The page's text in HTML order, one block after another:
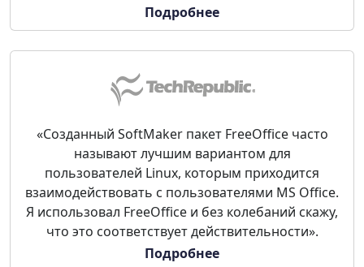
Подробнее
«Созданный SoftMaker пакет FreeOffice часто
называют лучшим вариантом для
пользователей Linux, которым приходится
взаимодействовать с пользователями MS Office.
Я использовал FreeOffice и без колебаний скажу,
что это соответствует действительности».
Подробнее